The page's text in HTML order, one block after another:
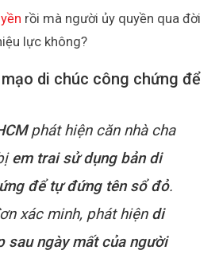
rồi mà người ủy quyền qua đời
lực không?
di chúc công chứng để
phát hiện căn nhà cha
em trai sử dụng bản di
để tự đứng tên sổ đỏ.
xác minh, phát hiện di
sau ngày mất của người